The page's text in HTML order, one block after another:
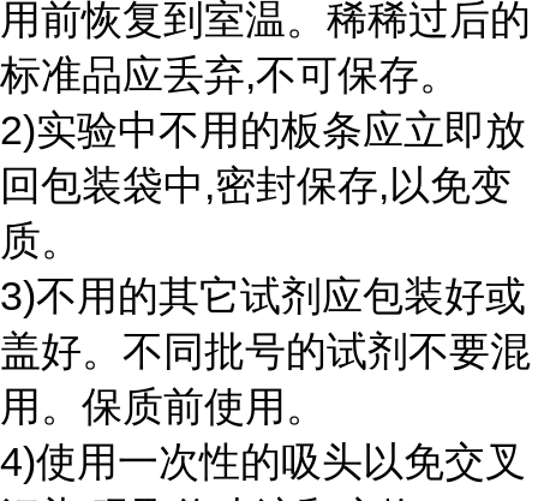
用前恢复到室温。稀稀过后的
标准品应丢弃,不可保存。
2)实验中不用的板条应立即放
回包装袋中,密封保存,以免变
质。
3)不用的其它试剂应包装好或
盖好。不同批号的试剂不要混
用。保质前使用。
4)使用一次性的吸头以免交叉